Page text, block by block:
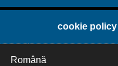
cookie policy
Română